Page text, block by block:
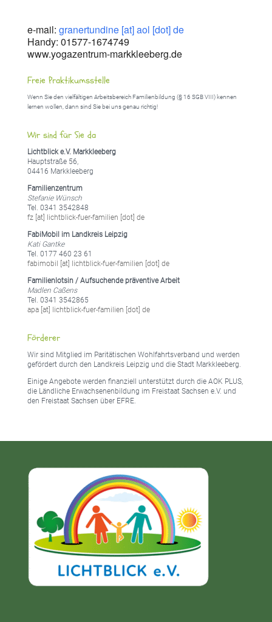
e-mail: granertundine [at] aol [dot] de
Handy: 01577-1674749
www.yogazentrum-markkleeberg.de
Freie Praktikumsstelle
Wenn Sie den vielfältigen Arbeitsbereich Familienbildung (§ 16 SGB VIII) kennen
lernen wollen, dann sind Sie bei uns genau richtig!
Wir sind für Sie da
Lichtblick e.V. Markkleeberg
Hauptstraße 56,
04416 Markkleeberg
Familienzentrum
Stefanie Wünsch
Tel. 0341 3542848
fz [at] lichtblick-fuer-familien [dot] de
FabiMobil im Landkreis Leipzig
Kati Gantke
Tel. 0177 460 23 61
fabimobil [at] lichtblick-fuer-familien [dot] de
Familienlotsin / Aufsuchende präventive Arbeit
Madlen Caßens
Tel. 0341 3542865
apa [at] lichtblick-fuer-familien [dot] de
Förderer
Wir sind Mitglied im Paritätischen Wohlfahrtsverband und werden
gefördert durch den Landkreis Leipzig und die Stadt Markkleeberg.
Einige Angebote werden finanziell unterstützt durch die AOK PLUS,
die Ländliche Erwachsenenbildung im Freistaat Sachsen e.V. und
den Freistaat Sachsen über EFRE.